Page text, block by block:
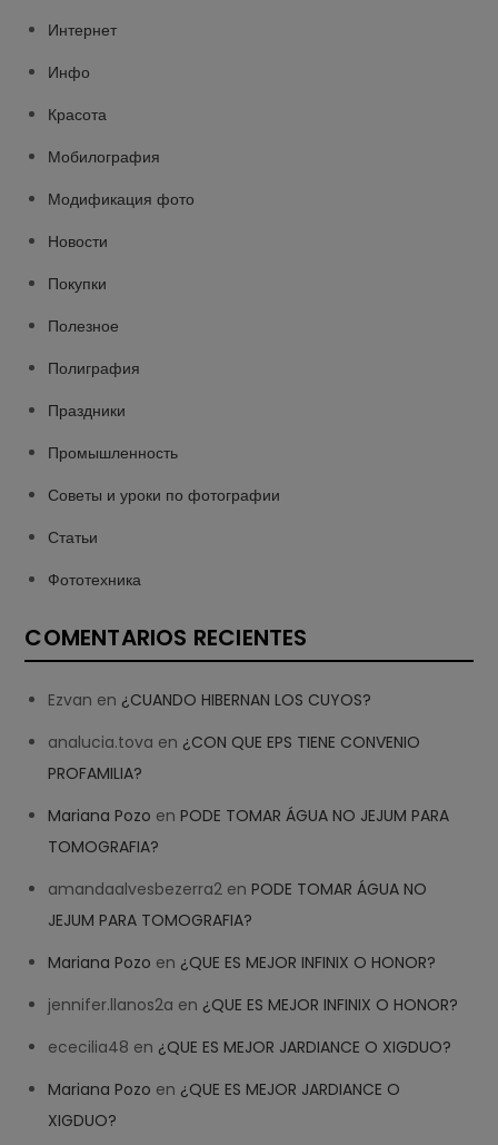
Интернет
Инфо
Красота
Мобилография
Модификация фото
Новости
Покупки
Полезное
Полиграфия
Праздники
Промышленность
Советы и уроки по фотографии
Статьи
Фототехника
COMENTARIOS RECIENTES
Ezvan en ¿CUANDO HIBERNAN LOS CUYOS?
analucia.tova en ¿CON QUE EPS TIENE CONVENIO
PROFAMILIA?
Mariana Pozo enPODE TOMAR ÁGUA NO JEJUM PARA
TOMOGRAFIA?
amandaalvesbezerra2 enPODE TOMAR ÁGUA NO
JEJUM PARA TOMOGRAFIA?
Mariana Pozo en ¿QUE ES MEJOR INFINIX O HONOR?
jennifer.llanos2a en ¿QUE ES MEJOR INFINIX O HONOR?
ececilia48 en ¿QUE ES MEJOR JARDIANCE O XIGDUO?
Mariana Pozo en ¿QUE ES MEJOR JARDIANCE O
XIGDUO?